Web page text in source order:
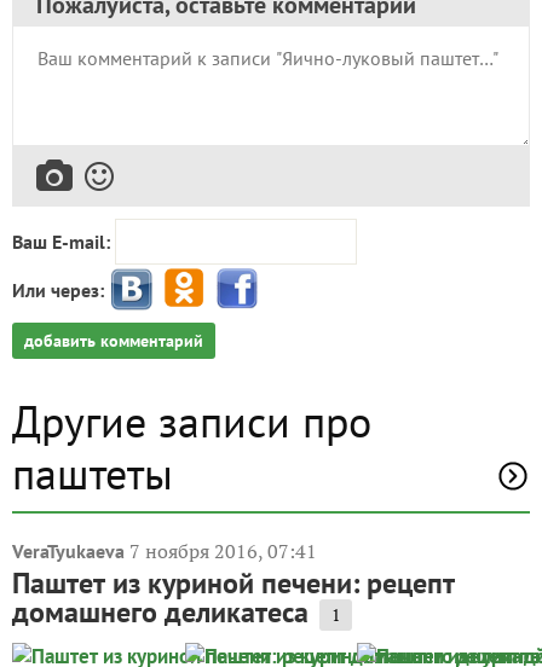
Ваш E-mail:
Или через:
добавить комментарий
Другие записи про
паштеты
VeraTyukaeva 7 ноября 2016, 07:41
Паштет из куриной печени: рецепт
домашнего деликатеса 1